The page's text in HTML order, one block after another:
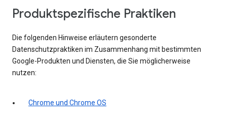
Produktspezifische Praktiken
Die folgenden Hinweise erläutern gesonderte
Datenschutzpraktiken im Zusammenhang mit bestimmten
Google-Produkten und Diensten, die Sie möglicherweise
nutzen:
Chrome und Chrome OS